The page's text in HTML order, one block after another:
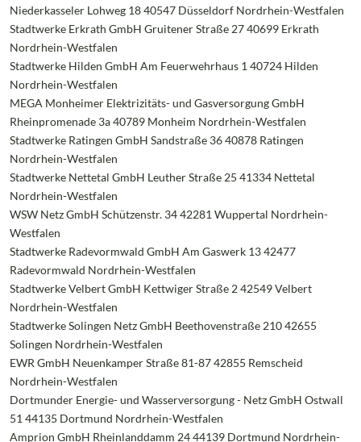
Niederkasseler Lohweg 18 40547 Düsseldorf Nordrhein-Westfalen
Stadtwerke Erkrath GmbH Gruitener Straße 27 40699 Erkrath
Nordrhein-Westfalen
Stadtwerke Hilden GmbH Am Feuerwehrhaus 1 40724 Hilden
Nordrhein-Westfalen
MEGA Monheimer Elektrizitäts- und Gasversorgung GmbH
Rheinpromenade 3a 40789 Monheim Nordrhein-Westfalen
Stadtwerke Ratingen GmbH Sandstraße 36 40878 Ratingen
Nordrhein-Westfalen
Stadtwerke Nettetal GmbH Leuther Straße 25 41334 Nettetal
Nordrhein-Westfalen
WSW Netz GmbH Schützenstr. 34 42281 Wuppertal Nordrhein-
Westfalen
Stadtwerke Radevormwald GmbH Am Gaswerk 13 42477
Radevormwald Nordrhein-Westfalen
Stadtwerke Velbert GmbH Kettwiger Straße 2 42549 Velbert
Nordrhein-Westfalen
Stadtwerke Solingen Netz GmbH Beethovenstraße 210 42655
Solingen Nordrhein-Westfalen
EWR GmbH Neuenkamper Straße 81-87 42855 Remscheid
Nordrhein-Westfalen
Dortmunder Energie- und Wasserversorgung - Netz GmbH Ostwall
51 44135 Dortmund Nordrhein-Westfalen
Amprion GmbH Rheinlanddamm 24 44139 Dortmund Nordrhein-